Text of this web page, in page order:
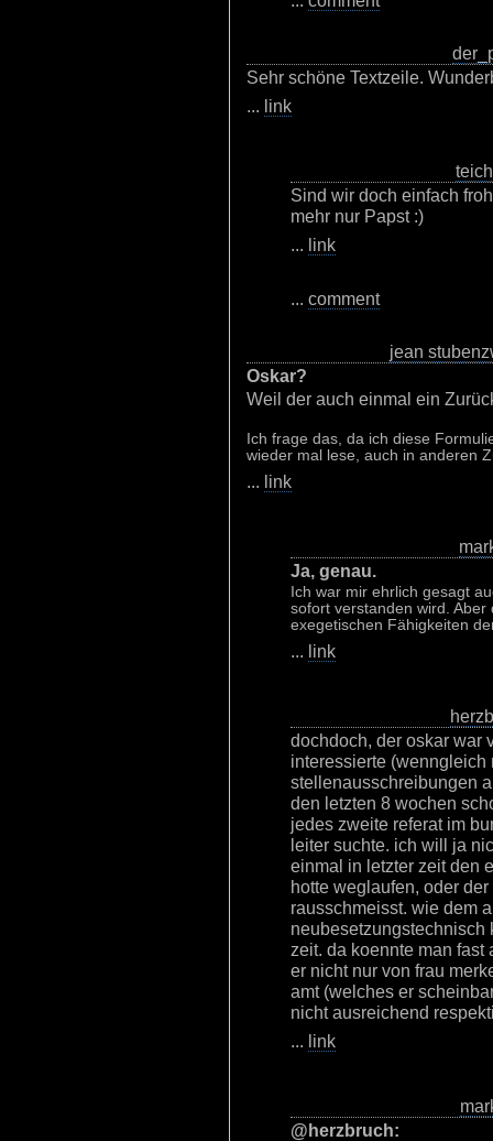
Sehr schöne Textzeile.
... link
Sind wir doch einfach
mehr nur Papst :)
... link
... comment
jean
Oskar?
Weil der auch einmal ein
Ich frage das, da ich diese
wieder mal lese, auch in anderen
... link
Ja, genau.
Ich war mir ehrlich gesagt
sofort verstanden wird.
exegetischen Fähigkeiten
... link
dochdoch, der oskar war
interessierte
stellenausschreibungen
den letzten 8 wochen
jedes zweite referat im
leiter suchte. ich will ja
einmal in letzter zeit den
hotte weglaufen, oder
rausschmeisst. wie dem
neubesetzungstechnisch
zeit. da koennte man
er nicht nur von frau
amt (welches er
nicht ausreichend
... link
@herzbruch: